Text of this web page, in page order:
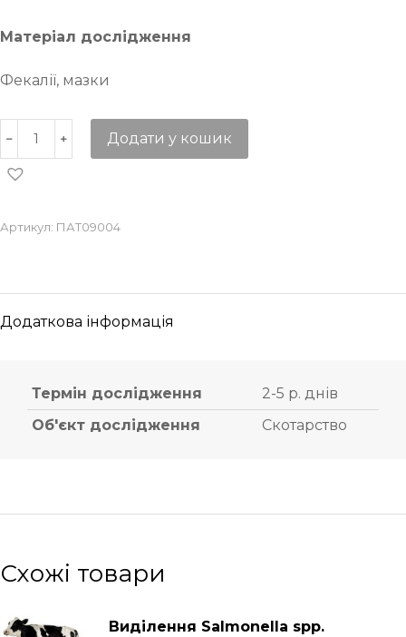
Матеріал дослідження
Фекалії, мазки
Додати у кошик
Артикул: ПАТ09004
Додаткова інформація
Термін дослідження
2-5 р. днів
Об'єкт дослідження
Скотарство
Схожі товари
Виділення Salmonella spp.